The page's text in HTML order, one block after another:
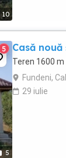
10
5
5 Casă
Teren 1600
Fundeni,
29 iulie